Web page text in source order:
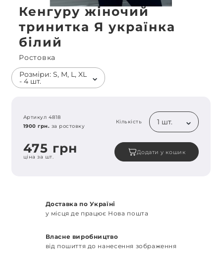
Кенгуру жіночий
тринитка Я українка
білий
Ростовка
Розміри: S, M, L, XL
- 4 шт.
Артикул 4818
1900 грн. за ростовку
Кількість 1 шт.
475 грн
ціна за шт.
Додати у кошик
Доставка по Україні
у місця де працює Нова пошта
Власне виробництво
від пошиття до нанесення зображення